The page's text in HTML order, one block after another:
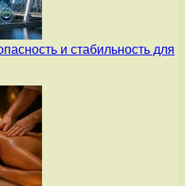
и стабильность для